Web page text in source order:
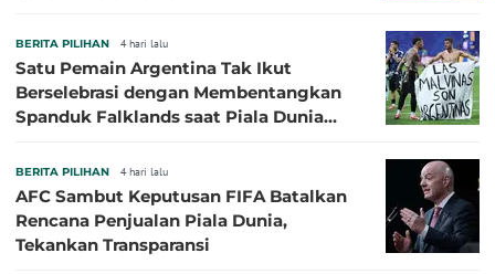
BERITA PILIHAN 4 hari lalu
Satu Pemain Argentina Tak Ikut
Berselebrasi dengan Membentangkan
Spanduk Falklands saat Piala Dunia
BERITA PILIHAN 4 hari lalu
AFC Sambut Keputusan FIFA Batalkan
Rencana Penjualan Piala Dunia,
Tekankan Transparansi